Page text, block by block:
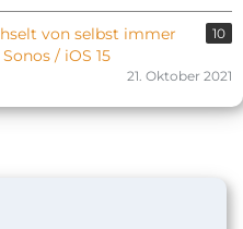
von selbst immer
/ iOS 15
10
21. Oktober 2021